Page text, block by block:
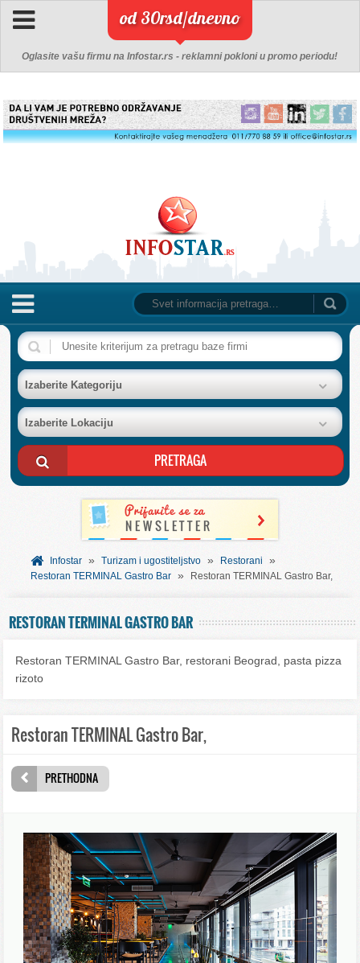
od 30rsd/dnevno
Oglasite vašu firmu na Infostar.rs - reklamni pokloni u promo periodu!
NASLOVNA
BAZA FIRMI
POSLOVNI OGLASI
AKCIJE I KATALOZI
BESPLATNI VAUČERI
SVET INFORMACIJA
Izaberite Kategoriju
Izaberite Lokaciju
Infostar » Turizam i ugostiteljstvo » Restorani »
Restoran TERMINAL Gastro Bar » Restoran TERMINAL Gastro Bar,
RESTORAN TERMINAL GASTRO BAR
Restoran TERMINAL Gastro Bar, restorani Beograd, pasta pizza
rizoto
Restoran TERMINAL Gastro Bar,
PRETHODNA